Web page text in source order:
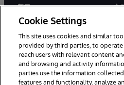
新闻
活动
工作机会
文
Cookie Settings
This site uses cookies and similar
provided by third parties, to operate
reach users with relevant content
and browsing and activity
parties use the information
features and functionality, analyze